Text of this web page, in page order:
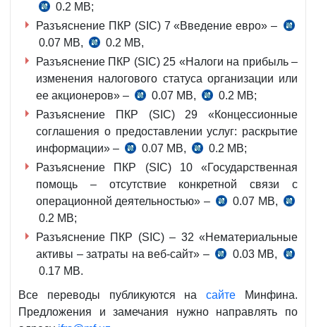
0.2 MB;
Разъяснение ПКР (SIC) 7 «Введение евро» –
0.07 MB,
0.2 MB,
Разъяснение ПКР (SIC) 25 «Налоги на прибыль –
изменения налогового статуса организации или
ее акционеров» –
0.07 MB,
0.2 MB;
Разъяснение ПКР (SIC) 29 «Концессионные
соглашения о предоставлении услуг: раскрытие
информации» –
0.07 MB,
0.2 MB;
Разъяснение ПКР (SIC) 10 «Государственная
помощь – отсутствие конкретной связи с
операционной деятельностью» –
0.07 MB,
0.2 MB;
Разъяснение ПКР (SIC) – 32 «Нематериальные
активы – затраты на веб-сайт» –
0.03 MB,
0.17 MB.
Все переводы публикуются насайте Минфина.
Предложения и замечания нужно направлять по